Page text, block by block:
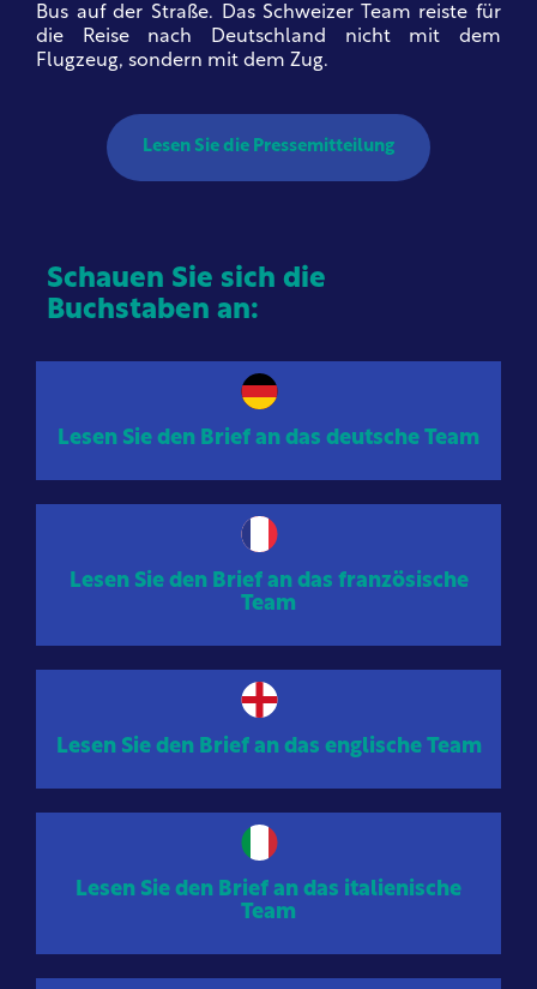
Bus auf der Straße. Das Schweizer Team reiste für
die Reise nach Deutschland nicht mit dem
Flugzeug, sondern mit dem Zug.
Lesen Sie die Pressemitteilung
Schauen Sie sich die
Buchstaben an:
Lesen Sie den Brief an das deutsche Team
Lesen Sie den Brief an das französische
Team
Lesen Sie den Brief an das englische Team
Lesen Sie den Brief an das italienische
Team